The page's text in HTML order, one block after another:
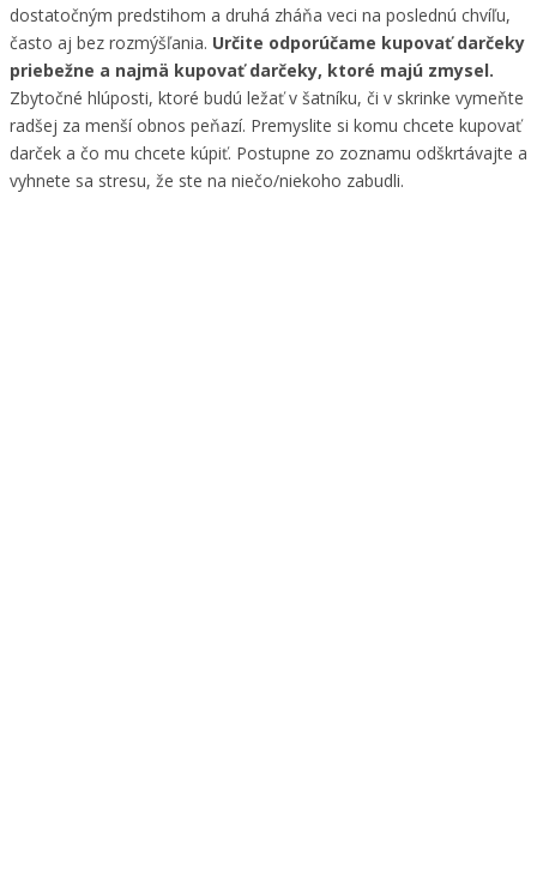
dostatočným predstihom a druhá zháňa veci na poslednú chvíľu,
často aj bez rozmýšľania. Určite odporúčame kupovať darčeky
priebežne a najmä kupovať darčeky, ktoré majú zmysel.
Zbytočné hlúposti, ktoré budú ležať v šatníku, či v skrinke vymeňte
radšej za menší obnos peňazí. Premyslite si komu chcete kupovať
darček a čo mu chcete kúpiť. Postupne zo zoznamu odškrtávajte a
vyhnete sa stresu, že ste na niečo/niekoho zabudli.